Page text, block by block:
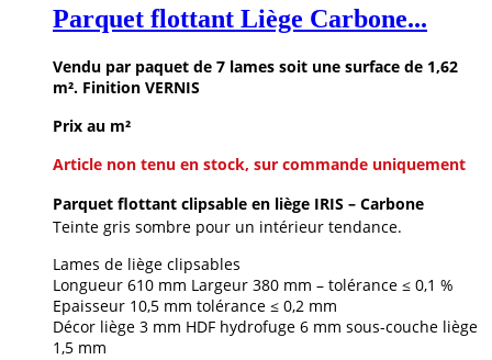
Parquet flottant Liège Carbone...
Vendu par paquet de 7 lames soit une surface de 1,62
m². Finition VERNIS
Prix au m²
Article non tenu en stock, sur commande uniquement
Parquet flottant clipsable en liège IRIS – Carbone
Teinte gris sombre pour un intérieur tendance.
Lames de liège clipsables
Longueur 610 mm Largeur 380 mm – tolérance ≤ 0,1 %
Epaisseur 10,5 mm tolérance ≤ 0,2 mm
Décor liège 3 mm HDF hydrofuge 6 mm sous-couche liège
1,5 mm